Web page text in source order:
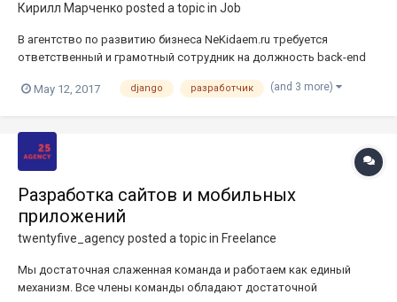
Кирилл Марченко posted a topic in Job
В агентство по развитию бизнеса NeKidaem.ru требуется
ответственный и грамотный сотрудник на должность back-end
помощь в освоении нового и интересные задачи. Ты будешь
May 12, 2017 django разработчик (and 3 more)
Разработка сайтов и мобильных
приложений
twentyfive_agencyposted a topic in Freelance
Мы достаточная слаженная команда и работаем как единый
механизм. Все члены команды обладают достаточной